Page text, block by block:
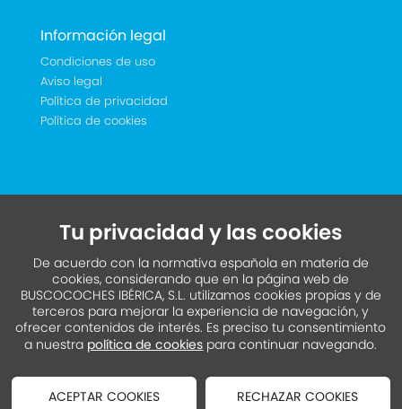
Información legal
Condiciones de uso
Aviso legal
Política de privacidad
Política de cookies
Tu privacidad y las cookies
De acuerdo con la normativa española en materia de
cookies, considerando que en la página web de
BUSCOCOCHES IBÉRICA, S.L. utilizamos cookies propias y de
terceros para mejorar la experiencia de navegación, y
ofrecer contenidos de interés. Es preciso tu consentimiento
a nuestra política de cookies para continuar navegando.
ACEPTAR COOKIES RECHAZAR COOKIES